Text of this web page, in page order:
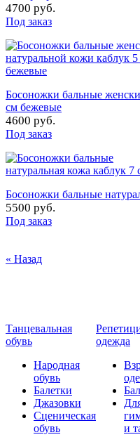
4700 руб.
Под заказ
Босоножки бальные
см бежевые
4600 руб.
Под заказ
Босоножки бальные
5500 руб.
Под заказ
« Назад
Танцевальная
обувь
Народная
обувь
Балетки
Джазовки
Сценическая
обувь
одежда
и